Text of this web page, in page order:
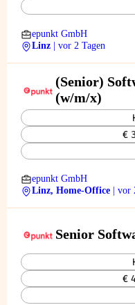
epunkt GmbH
Linz
| vor 2 Tagen
(Senior)
(w/m/x)
€
epunkt GmbH
Linz, Home-Office
| vor
Senior
€